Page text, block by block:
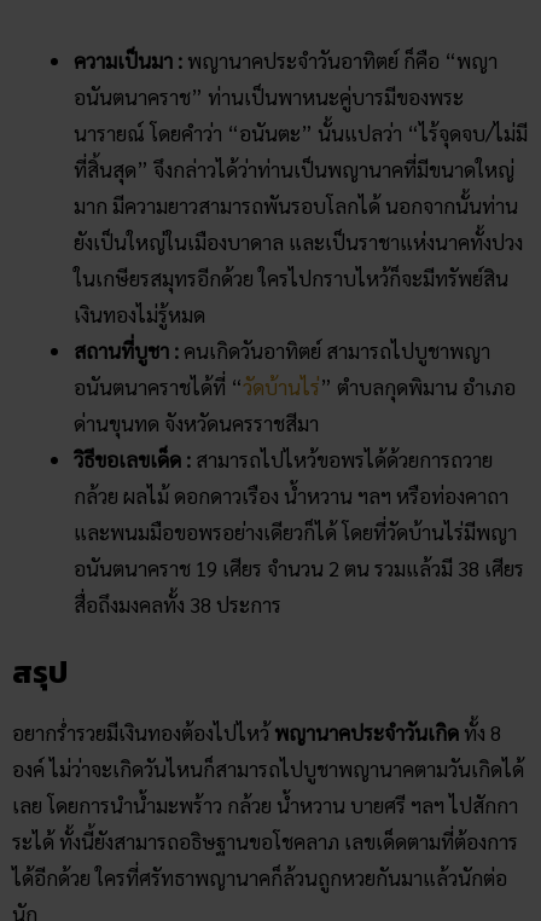
ความเชื่อ ฝันเห็นพญานาค ให้เลขเด็ดลุ้นรวย!
ชมพญานาค 4 ตระกูล กันที่ วัดสระมณี จังหวัดอุดรธานี
ตำนาน บั้งไฟพญานาค​ ปรากฏการณ์แห่งความศรัทธาริม
แม่น้ำโขง
คลิก แทงหวยออนไลน์ ได้เงินจริง
คลิก เข้ากลุ่มเลขเด็ด ฟรี !!
Twitter
ทับทิมทอง
โพสต์ล่าสุด
สถิติหวยลาววันอังคาร วิเคราะห์
ตัวเลขมาแรง 3 ตัว 2 ตัว
สัปดาห์นี้
02/07/2026